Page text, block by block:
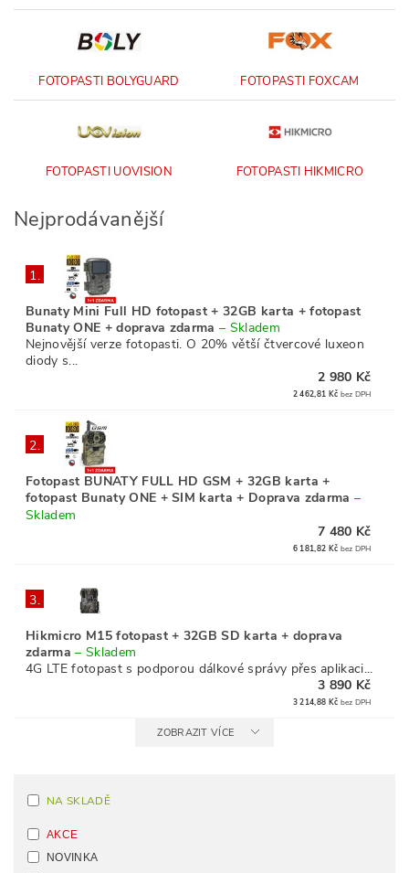
FOTOPASTI BOLYGUARD FOTOPASTI FOXCAM
FOTOPASTI UOVISION FOTOPASTI HIKMICRO
Nejprodávanější
1.
Bunaty Mini Full HD fotopast + 32GB karta + fotopast
Bunaty ONE + doprava zdarma– Skladem
Nejnovější verze fotopasti. O 20% větší čtvercové luxeon
diody s...
2 980 Kč
2 462,81 Kč bez DPH
2.
Fotopast BUNATY FULL HD GSM + 32GB karta +
fotopast Bunaty ONE + SIM karta + Doprava zdarma –
Skladem
7 480 Kč
6 181,82 Kč bez DPH
3.
Hikmicro M15 fotopast + 32GB SD karta + doprava
zdarma–Skladem
4G LTE fotopast s podporou dálkové správy přes aplikaci...
3 890 Kč
3 214,88 Kč bez DPH
ZOBRAZIT VÍCE
NA SKLADĚ
AKCE
NOVINKA